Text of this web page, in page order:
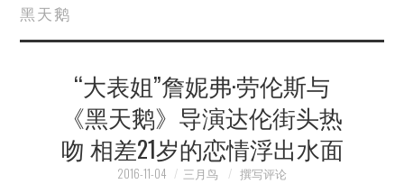
映像快讯
预告片
海报剧照
黑天鹅
“大表姐”詹妮弗·劳伦斯与
《黑天鹅》导演达伦街头热
吻 相差21岁的恋情浮出水面
2016-11-04 三月鸟 撰写评论